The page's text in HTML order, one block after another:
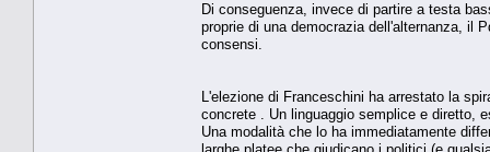
Di conseguenza, invece di partire a testa
proprie di una democrazia dell'alternanza, il
consensi.
L'elezione di Franceschini ha arrestato la
concrete . Un linguaggio semplice e diretto,
Una modalità che lo ha immediatamente